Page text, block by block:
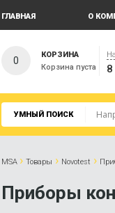
ГЛАВНАЯ О
0
КОРЗИНА
Корзина пуста
УМНЫЙ ПОИСК
MSA › Товары › Novotest ›
Приборы